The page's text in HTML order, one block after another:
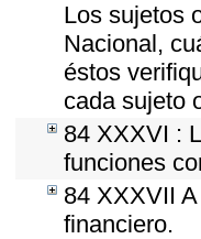
Los sujetos
Nacional,
éstos
cada sujeto
84 XXXVI :
funciones
84 XXXVII
financiero.